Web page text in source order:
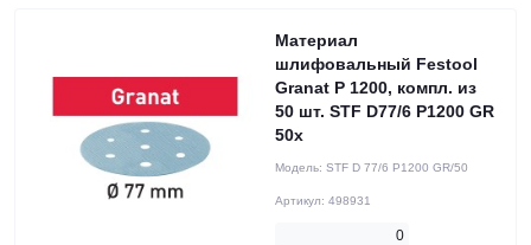
Материал
шлифовальный Festool
Granat P 1200, компл. из
50 шт. STF D77/6 P1200 GR
50x
Модель: STF D 77/6 P1200 GR/50
Артикул: 498931
0